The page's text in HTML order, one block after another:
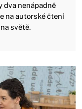
dva nenápadně
na autorské čtení
světě.